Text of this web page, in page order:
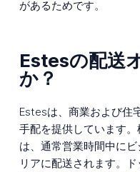
があるためです。
Estesの配送
か？
Estesは、商業および住
手配を提供しています
は、通常営業時間中に
リアに配送されます。